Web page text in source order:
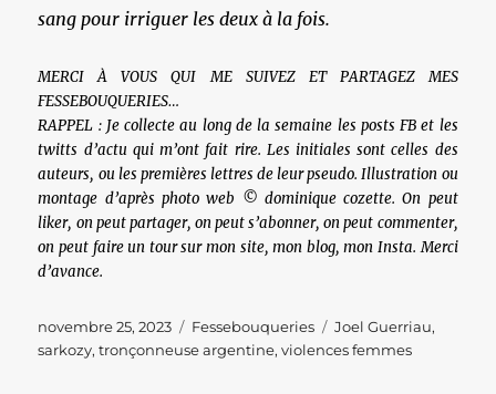
sang pour irriguer les deux à la fois.
MERCI À VOUS QUI ME SUIVEZ ET PARTAGEZ MES
FESSEBOUQUERIES…
RAPPEL : Je collecte au long de la semaine les posts FB et les
twitts d’actu qui m’ont fait rire. Les initiales sont celles des
auteurs, ou les premières lettres de leur pseudo. Illustration ou
montage d’après photo web © dominique cozette. On peut
liker, on peut partager, on peut s’abonner, on peut commenter,
on peut faire un tour sur mon site, mon blog, mon Insta. Merci
d’avance.
Publié
le
novembre 25, 2023 Catégories
Fessebouqueries Étiquettes
Joel Guerriau,
sarkozy,tronçonneuse argentine,violences femmes